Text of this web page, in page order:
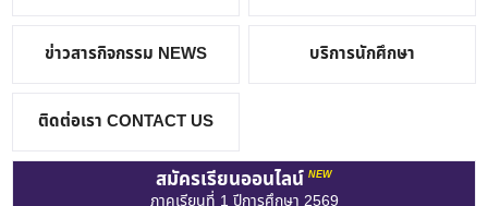
ข่าวสารกิจกรรม NEWS บริการนักศึกษา
ติดต่อเรา CONTACT US
สมัครเรียนออนไลน์ NEW